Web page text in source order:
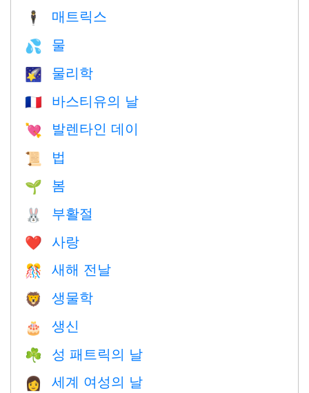
🕴️ 매트릭스
💦 물
🌠 물리학
🇫🇷 바스티유의 날
💘 발렌타인 데이
📜 법
🌱 봄
🐰 부활절
❤️️ 사랑
🎊 새해 전날
🦁 생물학
🎂 생신
☘️ 성 패트릭의 날
👩 세계 여성의 날